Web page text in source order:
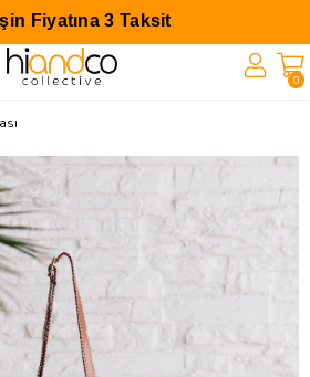
Fiyatına 3 Taksit
0